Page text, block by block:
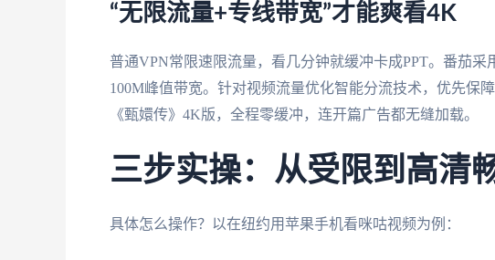
“无限流量+专线带宽”才能爽看4K
普通VPN常限速限流量，看几分钟就缓冲卡成PPT。番茄
100M峰值带宽。针对视频流量优化智能分流技术，优先保
《甄嬛传》4K版，全程零缓冲，连开篇广告都无缝加载。
三步实操：从受限到高清
具体怎么操作？以在纽约用苹果手机看咪咕视频为例：